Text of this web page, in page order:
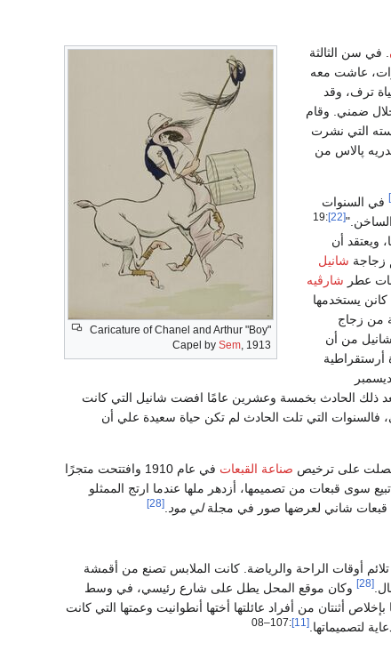
Caricature of Chanel and Arthur "Boy"
Capel by Sem, 1913
. في سن الثالثة
عاشت معه
ترف، وقد
ضمني. وقام
التي نشرت
پالاس من
في السنوات
[22]
:19
ويعتقد أن
زجاجة شانيل
عطر شارڤيه
يستخدمها
من زجاج
من أن
أرستقراطية
الإنگليزية السيدة ديانا ويدنهام عام 1918 لم يقطع علاقته نهائيًا بشانيل، وتوفى في حادث سيارة في 21 ديسمبر
ذلك الحادث بخمسة وعشرين عامًا افضت شانيل التي كانت
التي تلت الحادث لم تكن حياة سعيدة علي أن
وحصلت على ترخيص صناعة القبعات
في عام 1910 وافتتحت متجرًا
قبعات من تصميمها، أزدهر ملها عندما ارتج الممثلو
لي مود [28]
أوقات الراحة والرياضة. كانت الملابس تصنع من أقمشة
[28]
وكان موقع المحل يطل على شارع رئيسي، في وسط
أثنتان من أفراد عائلتها أختها أنطوانيت وعمتها التي كانت
لتصميماتها.[11]
:107–08